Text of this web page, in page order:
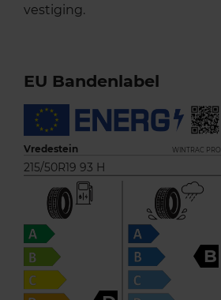
vestiging.
EU Bandenlabel
Vredestein WINTRAC PRO
215/50R19 93 H
B